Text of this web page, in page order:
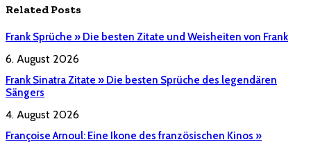
Related Posts
Frank Sprüche » Die besten Zitate und Weisheiten von Frank
6. August 2026
Frank Sinatra Zitate » Die besten Sprüche des legendären
Sängers
4. August 2026
Françoise Arnoul: Eine Ikone des französischen Kinos »